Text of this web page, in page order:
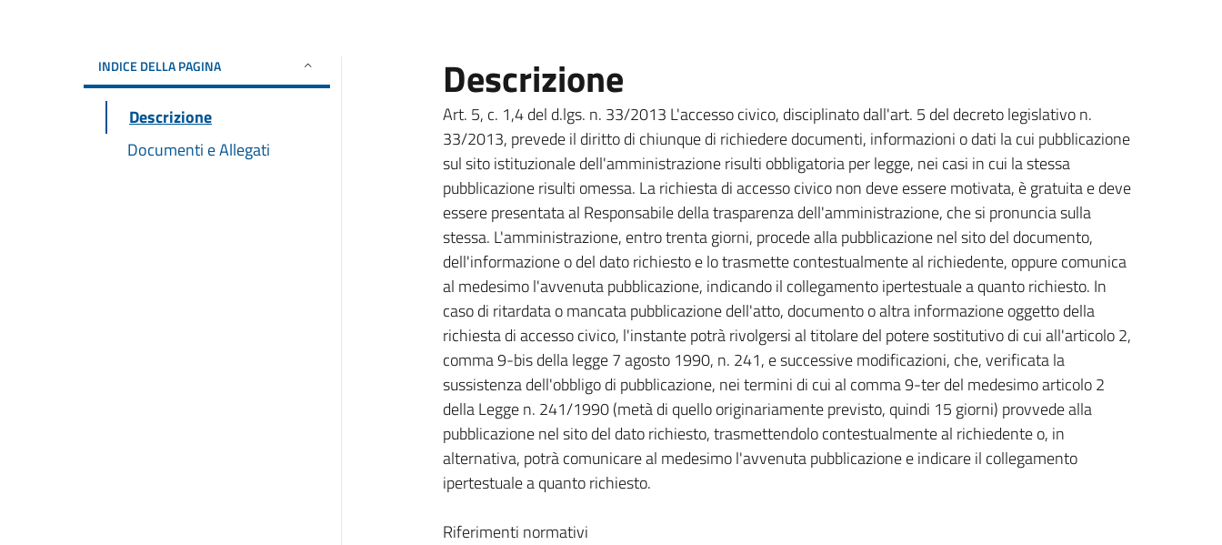
INDICE DELLA PAGINA
Descrizione
Documenti e Allegati
Descrizione
Art. 5, c. 1,4 del d.lgs. n. 33/2013 L'accesso civico, disciplinato dall'art. 5 del decreto legislativo n.
33/2013, prevede il diritto di chiunque di richiedere documenti, informazioni o dati la cui pubblicazione
sul sito istituzionale dell'amministrazione risulti obbligatoria per legge, nei casi in cui la stessa
pubblicazione risulti omessa. La richiesta di accesso civico non deve essere motivata, è gratuita e deve
essere presentata al Responsabile della trasparenza dell'amministrazione, che si pronuncia sulla
stessa. L'amministrazione, entro trenta giorni, procede alla pubblicazione nel sito del documento,
dell'informazione o del dato richiesto e lo trasmette contestualmente al richiedente, oppure comunica
al medesimo l'avvenuta pubblicazione, indicando il collegamento ipertestuale a quanto richiesto. In
caso di ritardata o mancata pubblicazione dell'atto, documento o altra informazione oggetto della
richiesta di accesso civico, l'instante potrà rivolgersi al titolare del potere sostitutivo di cui all'articolo 2,
comma 9-bis della legge 7 agosto 1990, n. 241, e successive modificazioni, che, verificata la
sussistenza dell'obbligo di pubblicazione, nei termini di cui al comma 9-ter del medesimo articolo 2
della Legge n. 241/1990 (metà di quello originariamente previsto, quindi 15 giorni) provvede alla
pubblicazione nel sito del dato richiesto, trasmettendolo contestualmente al richiedente o, in
alternativa, potrà comunicare al medesimo l'avvenuta pubblicazione e indicare il collegamento
ipertestuale a quanto richiesto.
Riferimenti normativi